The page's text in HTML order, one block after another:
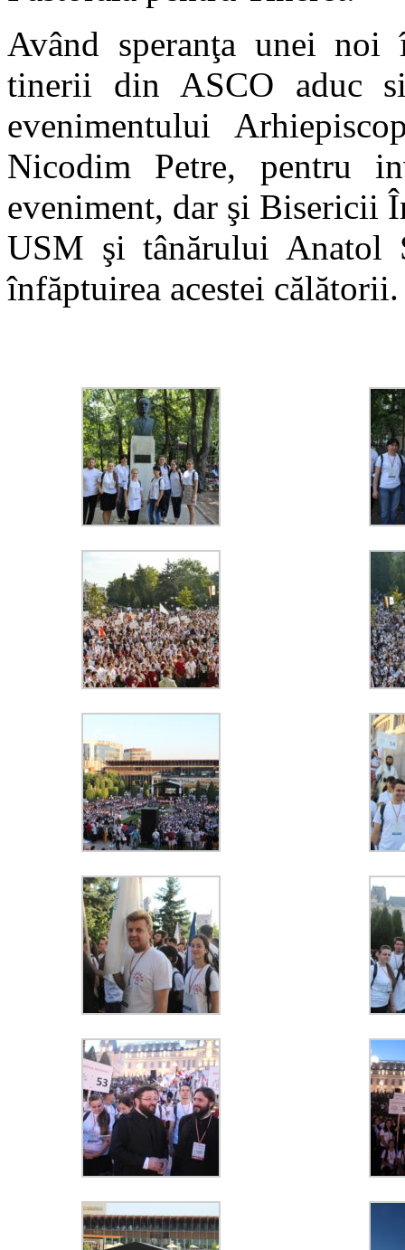
Având speranţa unei
tinerii din ASCO aduc
evenimentului
Nicodim Petre, pentru
eveniment, dar şi Bisericii
USM şi tânărului Anatol
înfăptuirea acestei călătorii.